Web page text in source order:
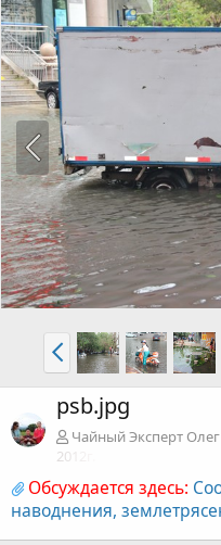
psb.jpg
Чайный Эксперт Олег
2012г.
Обсуждается здесь:
наводнения,